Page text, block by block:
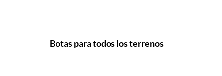
Botas para todos los terrenos